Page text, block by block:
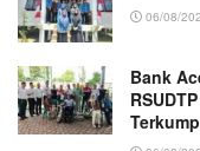
06/08/
Bank